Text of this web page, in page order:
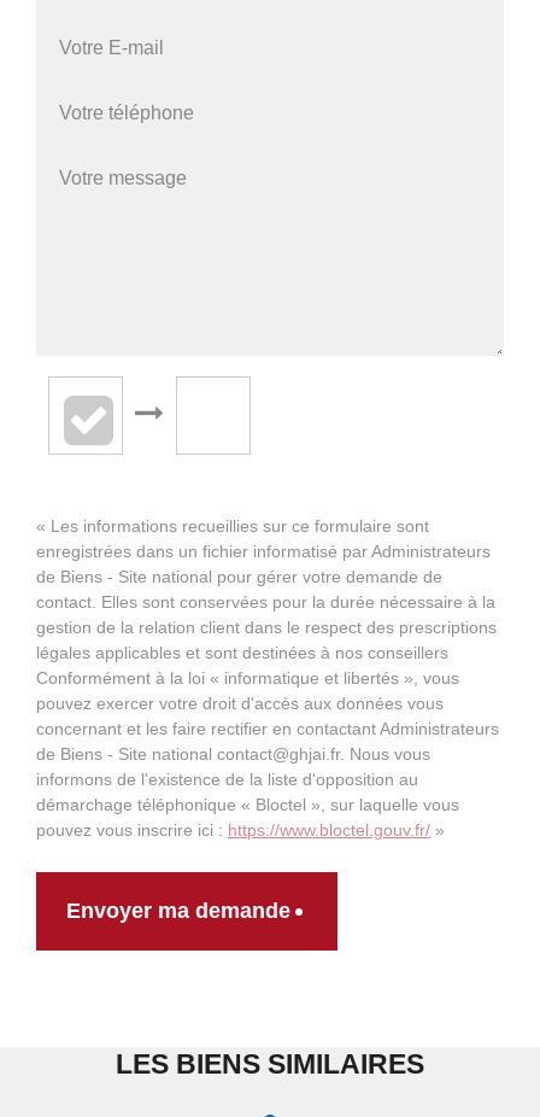
« Les informations recueillies sur ce formulaire sont
enregistrées dans un fichier informatisé par Administrateurs
de Biens - Site national pour gérer votre demande de
contact. Elles sont conservées pour la durée nécessaire à la
gestion de la relation client dans le respect des prescriptions
légales applicables et sont destinées à nos conseillers
Conformément à la loi « informatique et libertés », vous
pouvez exercer votre droit d'accès aux données vous
concernant et les faire rectifier en contactant Administrateurs
de Biens - Site national contact@ghjai.fr. Nous vous
informons de l'existence de la liste d'opposition au
démarchage téléphonique « Bloctel », sur laquelle vous
pouvez vous inscrire ici : https://www.bloctel.gouv.fr/ »
Envoyer ma demande
LES BIENS SIMILAIRES